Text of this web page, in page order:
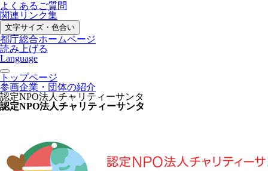
よくあるご質問
関連リンク集
文字サイズ・色合い
都庁総合ホームページ
読み上げる
Language
トップページ
参画企業・団体の紹介
認定NPO法人チャリティーサンタ
認定NPO法人チャリティーサンタ